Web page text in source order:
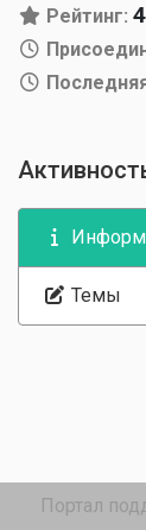
Рейтинг:
Темы
Портал